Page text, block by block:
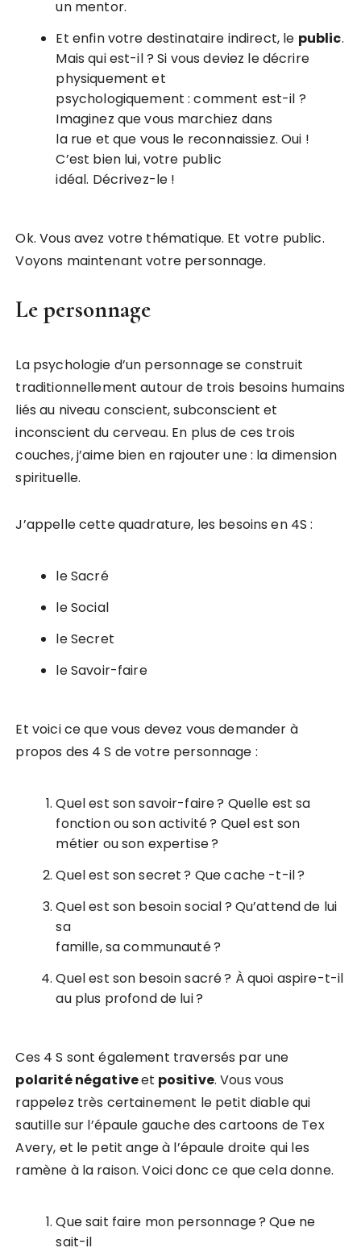
un mentor.
Et enfin votre destinataire indirect, le public.
Mais qui est-il ? Si vous deviez le décrire
physiquement et
psychologiquement : comment est-il ?
Imaginez que vous marchiez dans
la rue et que vous le reconnaissiez. Oui !
C’est bien lui, votre public
idéal. Décrivez-le !
Ok. Vous avez votre thématique. Et votre public.
Voyons maintenant votre personnage.
Le personnage
La psychologie d’un personnage se construit
traditionnellement autour de trois besoins humains
liés au niveau conscient, subconscient et
inconscient du cerveau. En plus de ces trois
couches, j’aime bien en rajouter une : la dimension
spirituelle.
J’appelle cette quadrature, les besoins en 4S :
le Sacré
le Social
le Secret
le Savoir-faire
Et voici ce que vous devez vous demander à
propos des 4 S de votre personnage :
Quel est son savoir-faire ? Quelle est sa
fonction ou son activité ? Quel est son
métier ou son expertise ?
Quel est son secret ? Que cache -t-il ?
Quel est son besoin social ? Qu’attend de lui
sa
famille, sa communauté ?
Quel est son besoin sacré ? À quoi aspire-t-il
au plus profond de lui ?
Ces 4 S sont également traversés par une
polarité négativeet positive. Vous vous
rappelez très certainement le petit diable qui
sautille sur l’épaule gauche des cartoons de Tex
Avery, et le petit ange à l’épaule droite qui les
ramène à la raison. Voici donc ce que cela donne.
Que sait faire mon personnage ? Que ne
sait-il